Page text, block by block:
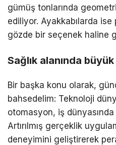
gümüş tonlarında
ediliyor. Ayakkabılarda
gözde bir seçenek haline
Sağlık alanında
Bir başka konu olarak,
bahsedelim: Teknoloji
otomasyon, iş dünyasında
Artırılmış gerçeklik
deneyimini geliştirerek